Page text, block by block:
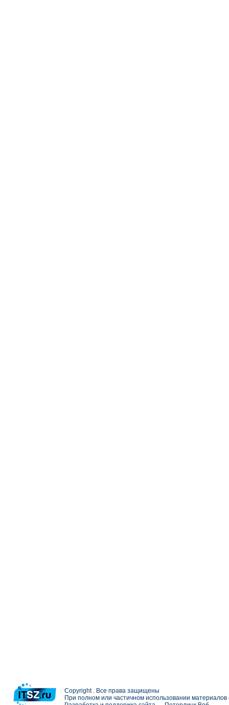
Copyright . Все права защищены
При полном или частичном использовании